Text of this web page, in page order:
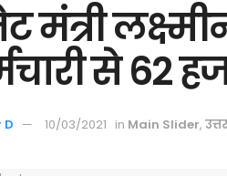
मंत्री
से 62
D 10/03/2021 in Main Slider,